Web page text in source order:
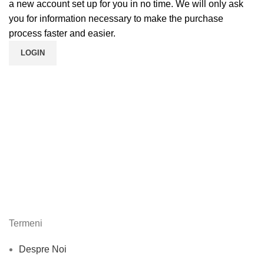
a new account set up for you in no time. We will only ask
you for information necessary to make the purchase
process faster and easier.
LOGIN
Termeni
Despre Noi